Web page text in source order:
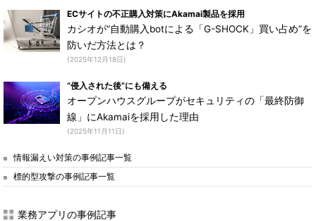
ECサイトの不正購入対策にAkamai製品を採用
カシオが“自動購入botによる「G-SHOCK」買い占め”を
防いだ方法とは？
(2025年12月18日)
“侵入された後”にも備える
オープンハウスグループがセキュリティの「最終防御
線」にAkamaiを採用した理由
(2025年11月11日)
情報漏えい対策の事例記事一覧
標的型攻撃の事例記事一覧
業務アプリの事例記事